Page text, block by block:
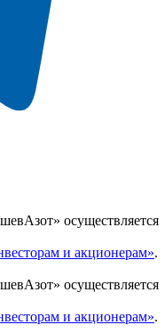
осуществляется
и акционерам».
осуществляется
и акционерам».